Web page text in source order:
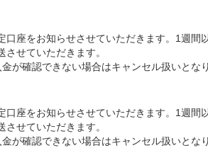
口座をお知らせさせていただきます。1週間
せていただきます。
が確認できない場合はキャンセル扱いとな
口座をお知らせさせていただきます。1週間
せていただきます。
が確認できない場合はキャンセル扱いとな